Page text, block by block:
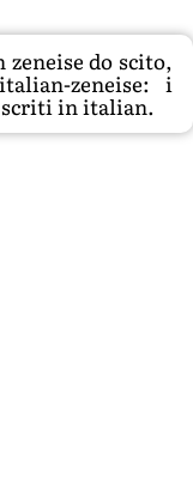
zeneise do scito,
zeneise: i
scriti in italian.